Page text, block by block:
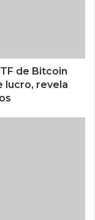
de Bitcoin
lucro, revela